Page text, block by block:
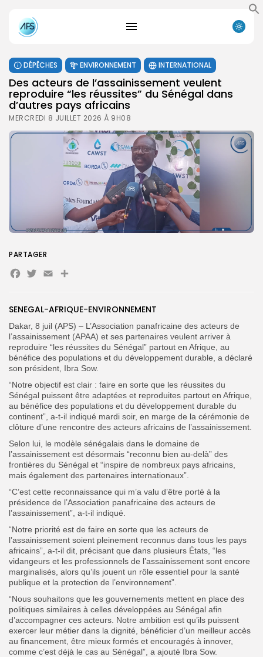
for:
DÉPÊCHES ENVIRONNEMENT INTERNATIONAL
Des acteurs de l’assainissement veulent
reproduire “les réussites” du Sénégal dans
d’autres pays africains
MERCREDI 8 JUILLET 2026 À 9H08
SENEGAL-AFRIQUE-ENVIRONNEMENT
Dakar, 8 juil (APS) – L’Association panafricaine des acteurs de
l’assainissement (APAA) et ses partenaires veulent arriver à
reproduire “les réussites du Sénégal” partout en Afrique, au
bénéfice des populations et du développement durable, a déclaré
son président, Ibra Sow.
“Notre objectif est clair : faire en sorte que les réussites du
Sénégal puissent être adaptées et reproduites partout en Afrique,
au bénéfice des populations et du développement durable du
continent”, a-t-il indiqué mardi soir, en marge de la cérémonie de
clôture d’une rencontre des acteurs africains de l’assainissement.
Selon lui, le modèle sénégalais dans le domaine de
l’assainissement est désormais “reconnu bien au-delà” des
frontières du Sénégal et “inspire de nombreux pays africains,
mais également des partenaires internationaux”.
“C’est cette reconnaissance qui m’a valu d’être porté à la
présidence de l’Association panafricaine des acteurs de
l’assainissement”, a-t-il indiqué.
“Notre priorité est de faire en sorte que les acteurs de
l’assainissement soient pleinement reconnus dans tous les pays
africains”, a-t-il dit, précisant que dans plusieurs États, “les
vidangeurs et les professionnels de l’assainissement sont encore
marginalisés, alors qu’ils jouent un rôle essentiel pour la santé
publique et la protection de l’environnement”.
“Nous souhaitons que les gouvernements mettent en place des
politiques similaires à celles développées au Sénégal afin
d’accompagner ces acteurs. Notre ambition est qu’ils puissent
exercer leur métier dans la dignité, bénéficier d’un meilleur accès
au financement, être mieux formés et encouragés à innover,
comme c’est déjà le cas au Sénégal”, a ajouté Ibra Sow.
PARTAGER
Facebook
Twitter
EmailPartager